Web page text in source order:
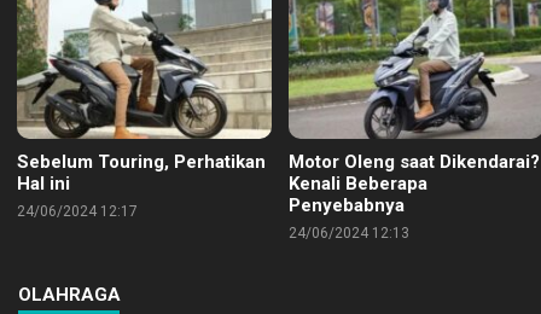
Sebelum Touring, Perhatikan
Hal ini
24/06/2024 12:17
Motor Oleng saat Dikendarai?
Kenali Beberapa
Penyebabnya
24/06/2024 12:13
OLAHRAGA